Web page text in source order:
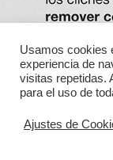
Usamos cookies
experiencia de
visitas repetidas.
para el uso de
Ajustes de